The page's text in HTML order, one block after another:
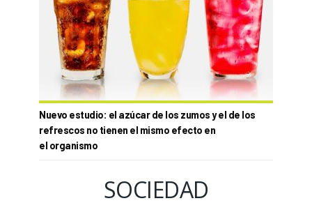
Nuevo estudio: el azúcar de los zumos y el de los
refrescos no tienen el mismo efecto en
el organismo
SOCIEDAD